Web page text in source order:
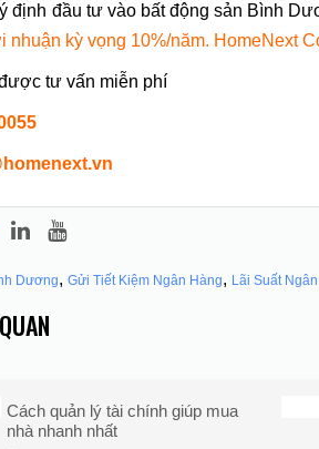
định đầu tư vào bất động sản Bình
nhuận kỳ vọng 10%/năm. HomeNext
tư vấn miễn phí
Dương, Gửi Tiết Kiệm Ngân Hàng, Lãi Suất
Cách quản lý tài chính giúp mua
nhà nhanh nhất